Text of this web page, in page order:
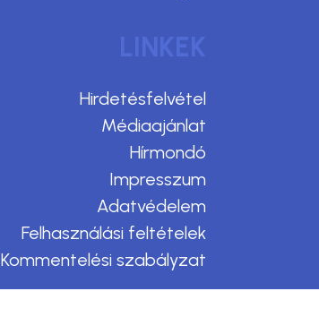
LINKEK
Hirdetésfelvétel
Médiaajánlat
Hírmondó
Impresszum
Adatvédelem
Felhasználási feltételek
Kommentelési szabályzat